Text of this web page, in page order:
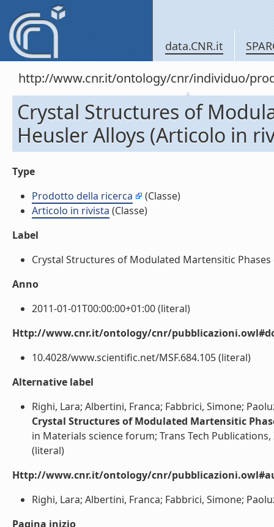
data.CNR.it
http://www.cnr.it/ontology/cnr/individuo/
Crystal Structures of
Heusler Alloys (Articolo in
Type
Prodotto della ricerca
(Classe)
Articolo in rivista (Classe)
Label
Crystal Structures of Modulated Martensitic
Anno
2011-01-01T00:00:00+01:00 (literal)
Http://www.cnr.it/ontology/cnr/
10.4028/www.scientific.net/MSF.684.105 (literal)
Alternative label
Righi, Lara; Albertini, Franca; Fabbrici, Simone;
Crystal Structures of Modulated Martensitic
in Materials science forum; Trans Tech Publications,
(literal)
Http://www.cnr.it/ontology/cnr/
Righi, Lara; Albertini, Franca; Fabbrici, Simone;
Pagina inizio